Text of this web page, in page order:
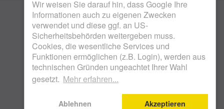
Wir weisen Sie darauf hin, dass Google Ihre
Informationen auch zu eigenen Zwecken
verwendet und diese ggf. an US-
Sicherheitsbehörden weitergeben muss.
Cookies, die wesentliche Services und
Funktionen ermöglichen (z.B. Login), werden aus
technischen Gründen ungeachtet Ihrer Wahl
gesetzt. Mehr erfahren...
Ablehnen Akzeptieren
KOSTENLOSES WOHNFON 0800 17 18 800 .
WOHNUNGSBAUGENOSSENSCHAFT UNION EG .
SCHENKENDORFSTRASSE 28 . 07548 GERA |
IMPRESSUM
DATENSCHUTZ